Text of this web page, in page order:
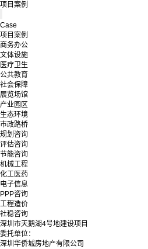
项目案例
Case
项目案例
商务办公
文体设施
医疗卫生
公共教育
社会保障
展览场馆
产业园区
生态环境
市政路桥
规划咨询
评估咨询
节能咨询
机械工程
化工医药
电子信息
PPP咨询
工程造价
社稳咨询
深圳市天鹅湖4号地建设项目
委托单位：
深圳华侨城房地产有限公司